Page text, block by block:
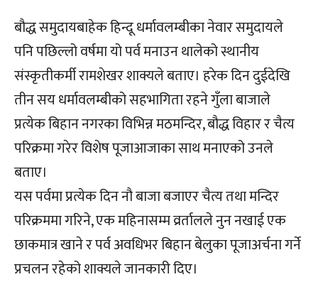
बौद्ध समुदायबाहेक हिन्दू धर्मावलम्बीका नेवार समुदायले
पनि पछिल्लो वर्षमा यो पर्व मनाउन थालेको स्थानीय
संस्कृतीकर्मी रामशेखर शाक्यले बताए। हरेक दिन दुईदेखि
तीन सय धर्मावलम्बीको सहभागिता रहने गुँला बाजाले
प्रत्येक बिहान नगरका विभिन्न मठमन्दिर, बौद्ध विहार र चैत्य
परिक्रमा गरेर विशेष पूजाआजाका साथ मनाएको उनले
बताए।
यस पर्वमा प्रत्येक दिन नौ बाजा बजाएर चैत्य तथा मन्दिर
परिक्रममा गरिने, एक महिनासम्म व्रर्तालले नुन नखाई एक
छाकमात्र खाने र पर्व अवधिभर बिहान बेलुका पूजाअर्चना गर्ने
प्रचलन रहेको शाक्यले जानकारी दिए।